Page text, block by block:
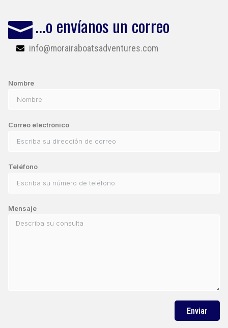
...o envíanos un correo
info@morairaboatsadventures.com
Nombre
Correo electrónico
Teléfono
Mensaje
Enviar